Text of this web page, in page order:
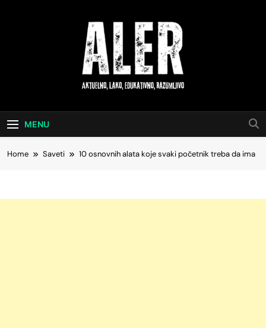
Aktuelno, Lako,
Edukativno,
Razumljivo
MENU
Home Saveti 10 osnovnih alata koje svaki početnik treba da ima